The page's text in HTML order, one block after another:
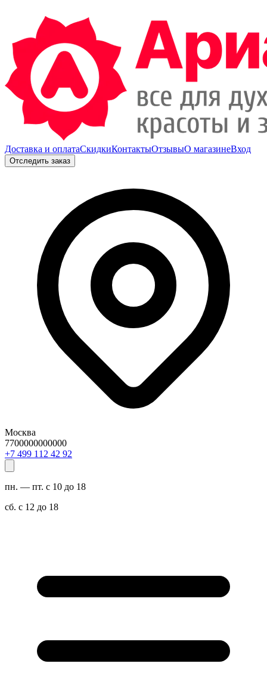
Доставка и оплатаСкидкиКонтактыОтзывыО магазинеВход
Отследить заказ
Москва
7700000000000
29 24 211 994 7+
пн. — пт. с 10 до 18
сб. с 12 до 18